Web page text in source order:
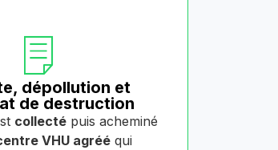
dépollution et
de destruction
collectépuis acheminé
VHU agréé qui